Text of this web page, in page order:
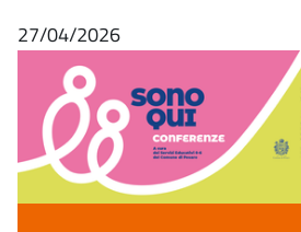
27/04/2026